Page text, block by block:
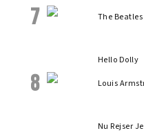
7
The Beatles
8
Hello Dolly
Louis
Nu Rejser